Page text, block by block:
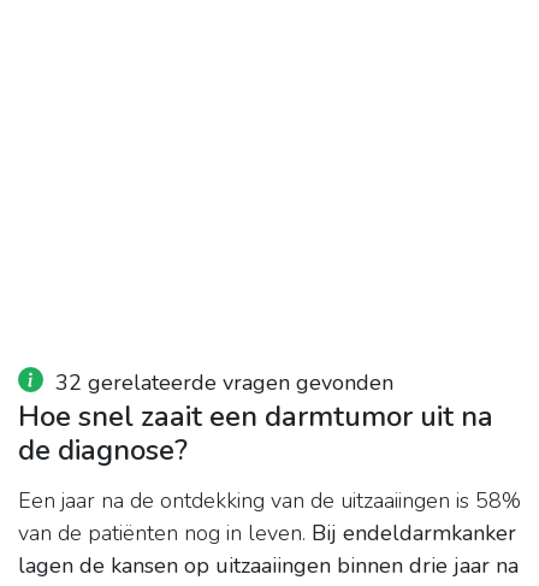
32 gerelateerde vragen gevonden
Hoe snel zaait een darmtumor uit na
de diagnose?
Een jaar na de ontdekking van de uitzaaiingen is 58%
van de patiënten nog in leven. Bij endeldarmkanker
lagen de kansen op uitzaaiingen binnen drie jaar na